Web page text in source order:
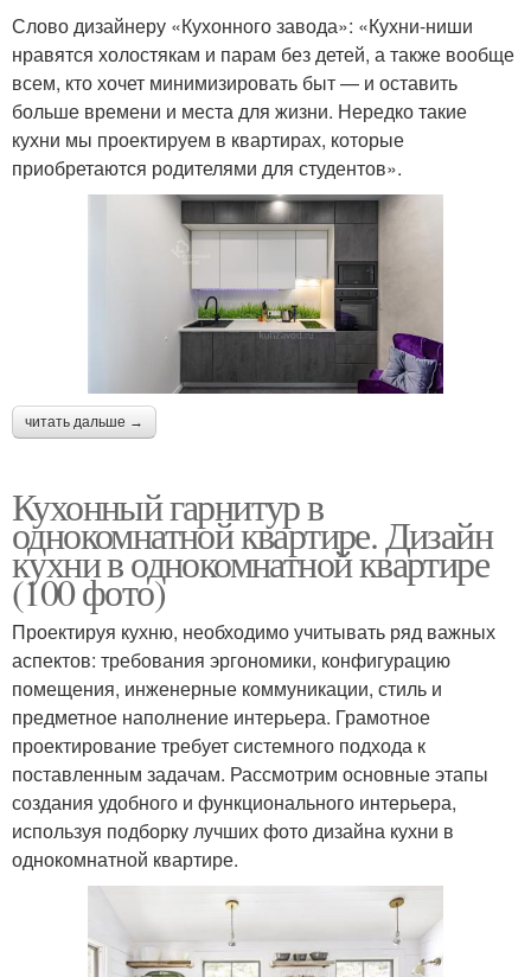
Слово дизайнеру «Кухонного завода»: «Кухни-ниши
нравятся холостякам и парам без детей, а также вообще
всем, кто хочет минимизировать быт — и оставить
больше времени и места для жизни. Нередко такие
кухни мы проектируем в квартирах, которые
приобретаются родителями для студентов».
читать дальше →
Кухонный гарнитур в
однокомнатной квартире. Дизайн
кухни в однокомнатной квартире
(100 фото)
Проектируя кухню, необходимо учитывать ряд важных
аспектов: требования эргономики, конфигурацию
помещения, инженерные коммуникации, стиль и
предметное наполнение интерьера. Грамотное
проектирование требует системного подхода к
поставленным задачам. Рассмотрим основные этапы
создания удобного и функционального интерьера,
используя подборку лучших фото дизайна кухни в
однокомнатной квартире.